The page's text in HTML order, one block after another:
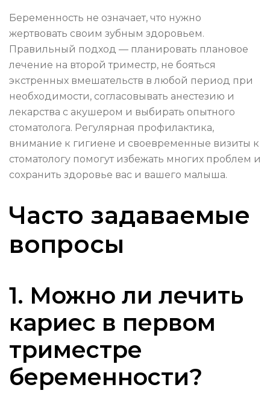
Беременность не означает, что нужно
жертвовать своим зубным здоровьем.
Правильный подход — планировать плановое
лечение на второй триместр, не бояться
экстренных вмешательств в любой период при
необходимости, согласовывать анестезию и
лекарства с акушером и выбирать опытного
стоматолога. Регулярная профилактика,
внимание к гигиене и своевременные визиты к
стоматологу помогут избежать многих проблем и
сохранить здоровье вас и вашего малыша.
Часто задаваемые
вопросы
1. Можно ли лечить
кариес в первом
триместре
беременности?